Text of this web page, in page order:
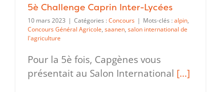
5è Challenge Caprin Inter-Lycées
10 mars 2023 | Catégories : Concours | Mots-clés : alpin,
Concours Général Agricole, saanen, salon international de
l'agriculture
Pour la 5è fois, Capgènes vous
présentait au Salon International [...]